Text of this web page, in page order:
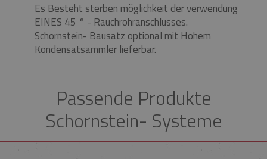
Es Besteht sterben möglichkeit der verwendung
EINES 45 ° - Rauchrohranschlusses.
Schornstein- Bausatz optional mit Hohem
Kondensatsammler lieferbar.
Passende Produkte
Schornstein- Systeme